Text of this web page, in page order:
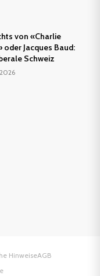
von «Charlie
oder Jacques Baud:
Schweiz
HinweiseAGB